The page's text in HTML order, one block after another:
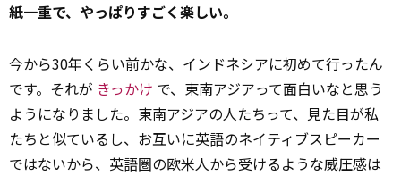
紙一重で、やっぱりすごく楽しい。
今から30年くらい前かな、インドネシアに初めて行ったん
です。それが きっかけ で、東南アジアって面白いなと思う
ようになりました。東南アジアの人たちって、見た目が私
たちと似ているし、お互いに英語のネイティブスピーカー
ではないから、英語圏の欧米人から受けるような威圧感は